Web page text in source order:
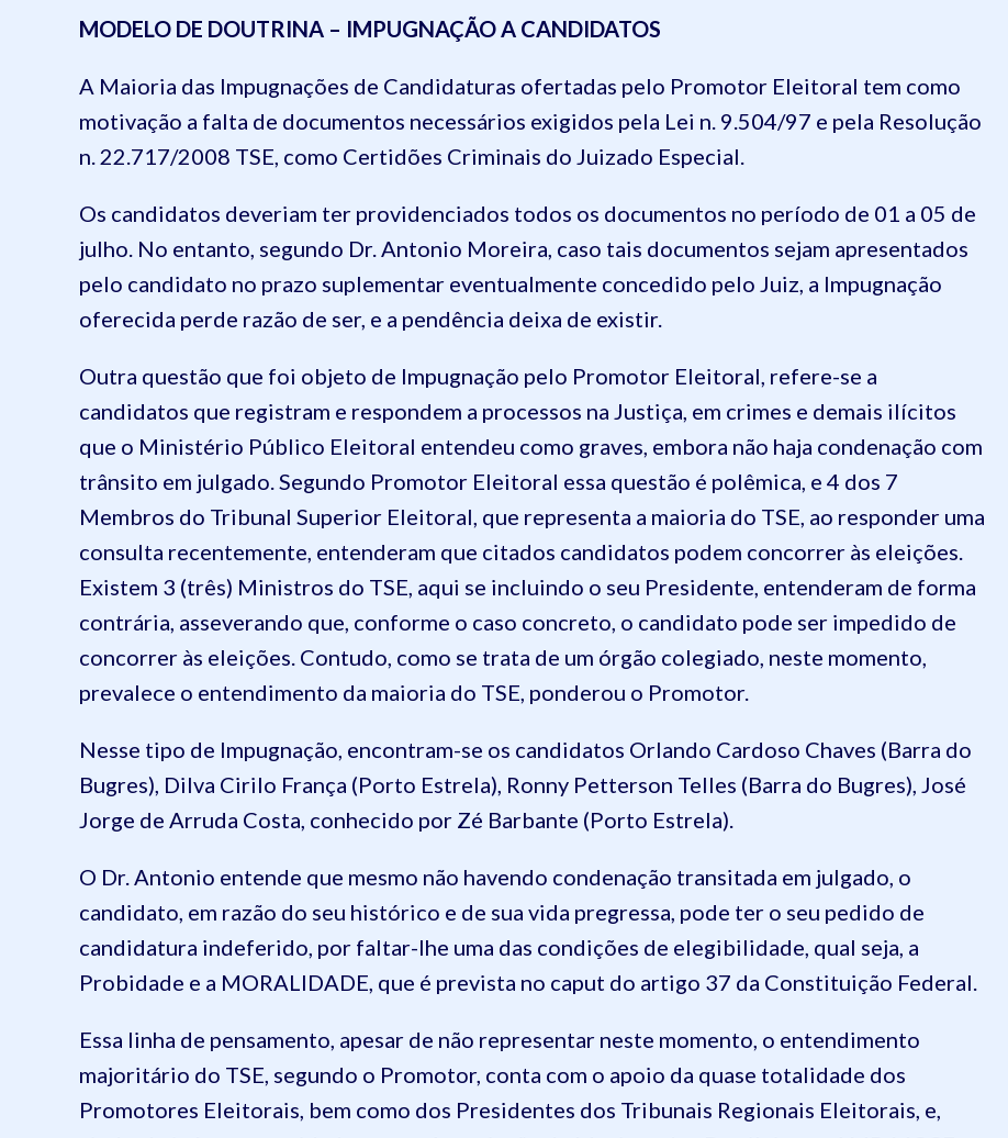
MODELO DE DOUTRINA – IMPUGNAÇÃO A CANDIDATOS​​​​​​​
A Maioria das Impugnações de Candidaturas ofertadas pelo Promotor Eleitoral tem como
motivação a falta de documentos necessários exigidos pela Lei n. 9.504/97 e pela Resolução
n. 22.717/2008 TSE, como Certidões Criminais do Juizado Especial.
Os candidatos deveriam ter providenciados todos os documentos no período de 01 a 05 de
julho. No entanto, segundo Dr. Antonio Moreira, caso tais documentos sejam apresentados
pelo candidato no prazo suplementar eventualmente concedido pelo Juiz, a Impugnação
oferecida perde razão de ser, e a pendência deixa de existir.
Outra questão que foi objeto de Impugnação pelo Promotor Eleitoral, refere-se a
candidatos que registram e respondem a processos na Justiça, em crimes e demais ilícitos
que o Ministério Público Eleitoral entendeu como graves, embora não haja condenação com
trânsito em julgado. Segundo Promotor Eleitoral essa questão é polêmica, e 4 dos 7
Membros do Tribunal Superior Eleitoral, que representa a maioria do TSE, ao responder uma
consulta recentemente, entenderam que citados candidatos podem concorrer às eleições.
Existem 3 (três) Ministros do TSE, aqui se incluindo o seu Presidente, entenderam de forma
contrária, asseverando que, conforme o caso concreto, o candidato pode ser impedido de
concorrer às eleições. Contudo, como se trata de um órgão colegiado, neste momento,
prevalece o entendimento da maioria do TSE, ponderou o Promotor.
Nesse tipo de Impugnação, encontram-se os candidatos Orlando Cardoso Chaves (Barra do
Bugres), Dilva Cirilo França (Porto Estrela), Ronny Petterson Telles (Barra do Bugres), José
Jorge de Arruda Costa, conhecido por Zé Barbante (Porto Estrela).
O Dr. Antonio entende que mesmo não havendo condenação transitada em julgado, o
candidato, em razão do seu histórico e de sua vida pregressa, pode ter o seu pedido de
candidatura indeferido, por faltar-lhe uma das condições de elegibilidade, qual seja, a
Probidade e a MORALIDADE, que é prevista no caput do artigo 37 da Constituição Federal.
Essa linha de pensamento, apesar de não representar neste momento, o entendimento
majoritário do TSE, segundo o Promotor, conta com o apoio da quase totalidade dos
Promotores Eleitorais, bem como dos Presidentes dos Tribunais Regionais Eleitorais, e,